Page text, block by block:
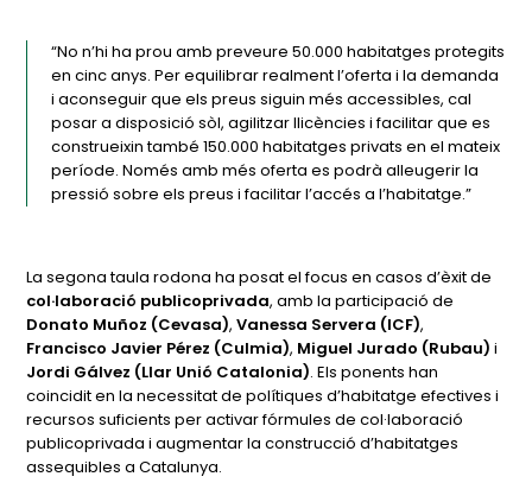
“No n’hi ha prou amb preveure 50.000 habitatges protegits
en cinc anys. Per equilibrar realment l’oferta i la demanda
i aconseguir que els preus siguin més accessibles, cal
posar a disposició sòl, agilitzar llicències i facilitar que es
construeixin també 150.000 habitatges privats en el mateix
període. Només amb més oferta es podrà alleugerir la
pressió sobre els preus i facilitar l’accés a l’habitatge.”
La segona taula rodona ha posat el focus en casos d’èxit de
col·laboració publicoprivada, amb la participació de
Donato Muñoz (Cevasa),Vanessa Servera (ICF),
Francisco Javier Pérez (Culmia), Miguel Jurado (Rubau) i
Jordi Gálvez (Llar Unió Catalonia). Els ponents han
coincidit en la necessitat de polítiques d’habitatge efectives i
recursos suficients per activar fórmules de col·laboració
publicoprivada i augmentar la construcció d’habitatges
assequibles a Catalunya.